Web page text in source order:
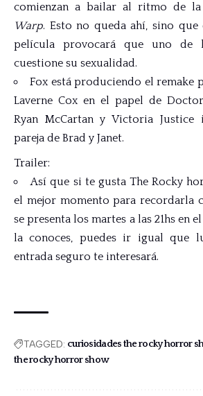
comienzan a bailar al ritmo de la
Warp. Esto no queda ahí, sino
película provocará que uno de
cuestione su sexualidad.
Fox está produciendo el remake
Laverne Cox en el papel de
Ryan McCartan y Victoria Justice
pareja de Brad y Janet.
Trailer:
Así que si te gusta The Rocky
el mejor momento para recordarla
se presenta los martes a las 21hs en
la conoces, puedes ir igual que
entrada seguro te interesará.
TAGGED: curiosidades the rocky horror
the rocky horror show